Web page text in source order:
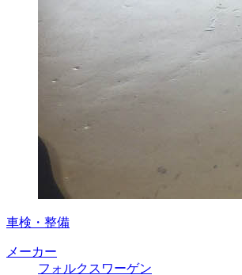
車検・整備
メーカー
フォルクスワーゲン